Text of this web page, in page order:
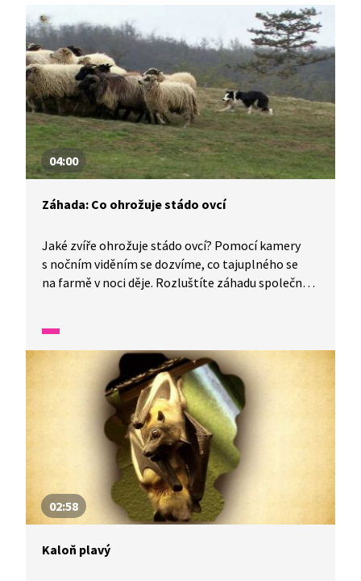
04:00
Záhada: Co ohrožuje stádo ovcí
Jaké zvíře ohrožuje stádo ovcí? Pomocí kamery
s nočním viděním se dozvíme, co tajuplného se
na farmě v noci děje. Rozluštíte záhadu společně
02:58
Kaloň plavý